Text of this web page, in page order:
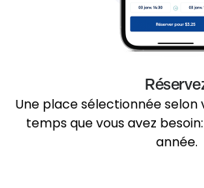
Une place sélectionnée
temps que vous avez
année.